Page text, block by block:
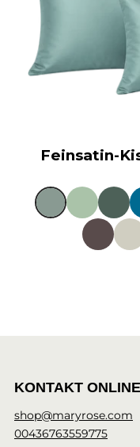
Feinsatin-
KONTAKT
shop@maryrose.com
00436763559775